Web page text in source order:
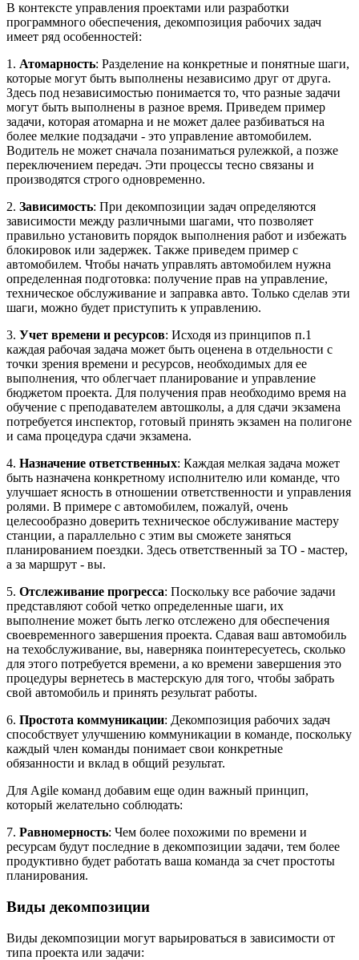
В контексте управления проектами или разработки
программного обеспечения, декомпозиция рабочих задач
имеет ряд особенностей:
1. Атомарность: Разделение на конкретные и понятные шаги,
которые могут быть выполнены независимо друг от друга.
Здесь под независимостью понимается то, что разные задачи
могут быть выполнены в разное время. Приведем пример
задачи, которая атомарна и не может далее разбиваться на
более мелкие подзадачи - это управление автомобилем.
Водитель не может сначала позаниматься рулежкой, а позже
переключением передач. Эти процессы тесно связаны и
производятся строго одновременно.
2. Зависимость: При декомпозиции задач определяются
зависимости между различными шагами, что позволяет
правильно установить порядок выполнения работ и избежать
блокировок или задержек. Также приведем пример с
автомобилем. Чтобы начать управлять автомобилем нужна
определенная подготовка: получение прав на управление,
техническое обслуживание и заправка авто. Только сделав эти
шаги, можно будет приступить к управлению.
3. Учет времени и ресурсов: Исходя из принципов п.1
каждая рабочая задача может быть оценена в отдельности с
точки зрения времени и ресурсов, необходимых для ее
выполнения, что облегчает планирование и управление
бюджетом проекта. Для получения прав необходимо время на
обучение с преподавателем автошколы, а для сдачи экзамена
потребуется инспектор, готовый принять экзамен на полигоне
и сама процедура сдачи экзамена.
4. Назначение ответственных: Каждая мелкая задача может
быть назначена конкретному исполнителю или команде, что
улучшает ясность в отношении ответственности и управления
ролями. В примере с автомобилем, пожалуй, очень
целесообразно доверить техническое обслуживание мастеру
станции, а параллельно с этим вы сможете заняться
планированием поездки. Здесь ответственный за ТО - мастер,
а за маршрут - вы.
5. Отслеживание прогресса: Поскольку все рабочие задачи
представляют собой четко определенные шаги, их
выполнение может быть легко отслежено для обеспечения
своевременного завершения проекта. Сдавая ваш автомобиль
на техобслуживание, вы, наверняка поинтересуетесь, сколько
для этого потребуется времени, а ко времени завершения это
процедуры вернетесь в мастерскую для того, чтобы забрать
свой автомобиль и принять результат работы.
6. Простота коммуникации: Декомпозиция рабочих задач
способствует улучшению коммуникации в команде, поскольку
каждый член команды понимает свои конкретные
обязанности и вклад в общий результат.
Для Agile команд добавим еще один важный принцип,
который желательно соблюдать:
7. Равномерность: Чем более похожими по времени и
ресурсам будут последние в декомпозиции задачи, тем более
продуктивно будет работать ваша команда за счет простоты
планирования.
Виды декомпозиции
Виды декомпозиции могут варьироваться в зависимости от
типа проекта или задачи: